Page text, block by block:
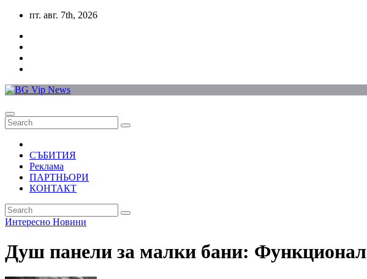
Skip
content
пт. авг. 7th, 2026
СЪБИТИЯ
Реклама
ПАРТНЬОРИ
КОНТАКТ
Интересно Новини
Душ панели за малки бани: